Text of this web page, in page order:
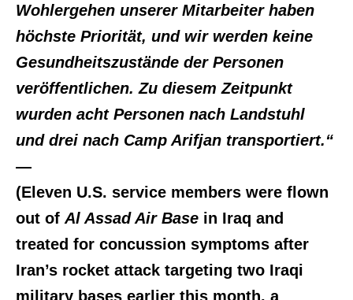
Wohlergehen unserer Mitarbeiter haben
höchste Priorität, und wir werden keine
Gesundheitszustände der Personen
veröffentlichen. Zu diesem Zeitpunkt
wurden acht Personen nach Landstuhl
und drei nach Camp Arifjan transportiert.“
—
(Eleven U.S. service members were flown
out ofAl Assad Air Base in Iraq and
treated for concussion symptoms after
Iran’s rocket attack targeting two Iraqi
military bases earlier this month, a